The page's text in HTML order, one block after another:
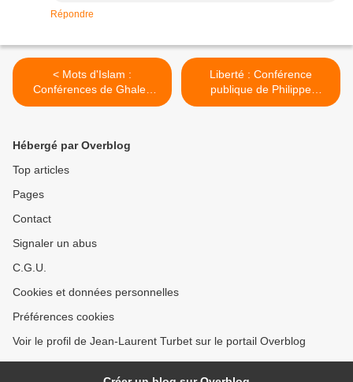
Répondre
< Mots d'Islam :
Conférences de Ghaleb
Bencheikh à l'Institut du
Liberté : Conférence
publique de Philippe
Charuel Grand-Maître de la
Hébergé par Overblog
Top articles
Pages
Contact
Signaler un abus
C.G.U.
Cookies et données personnelles
Préférences cookies
Voir le profil de Jean-Laurent Turbet sur le portail Overblog